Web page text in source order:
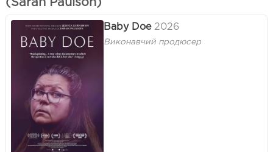
(Sarah Paulson)
Baby Doe 2026
Виконавчий продюсер